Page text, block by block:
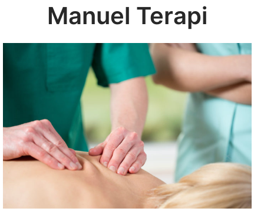
Manuel Terapi